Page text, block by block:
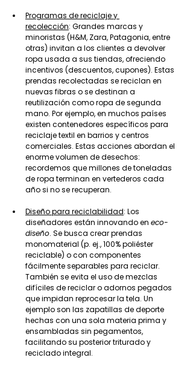
Programas de reciclaje y
recolección: Grandes marcas y
minoristas (H&M, Zara, Patagonia, entre
otras) invitan a los clientes a devolver
ropa usada a sus tiendas, ofreciendo
incentivos (descuentos, cupones). Estas
prendas recolectadas se reciclan en
nuevas fibras o se destinan a
reutilización como ropa de segunda
mano. Por ejemplo, en muchos países
existen contenedores específicos para
reciclaje textil en barrios y centros
comerciales. Estas acciones abordan el
enorme volumen de desechos:
recordemos que millones de toneladas
de ropa terminan en vertederos cada
año si no se recuperan.
Diseño para reciclabilidad: Los
diseñadores están innovando en eco-
diseño. Se busca crear prendas
monomaterial (p. ej., 100% poliéster
reciclable) o con componentes
fácilmente separables para reciclar.
También se evita el uso de mezclas
difíciles de reciclar o adornos pegados
que impidan reprocesar la tela. Un
ejemplo son las zapatillas de deporte
hechas con una sola materia prima y
ensambladas sin pegamentos,
facilitando su posterior triturado y
reciclado integral.